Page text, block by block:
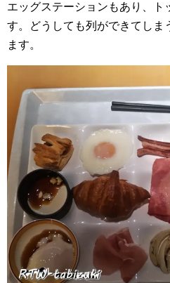
エッグステーションもあり、ト
す。どうしても列ができてしま
ます。